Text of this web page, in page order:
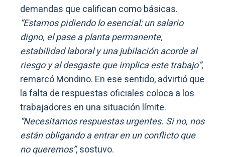
demandas que califican como básicas.
“Estamos pidiendo lo esencial: un salario
digno, el pase a planta permanente,
estabilidad laboral y una jubilación acorde al
riesgo y al desgaste que implica este trabajo”,
remarcó Mondino. En ese sentido, advirtió que
la falta de respuestas oficiales coloca a los
trabajadores en una situación límite.
“Necesitamos respuestas urgentes. Si no, nos
están obligando a entrar en un conflicto que
no queremos”, sostuvo.